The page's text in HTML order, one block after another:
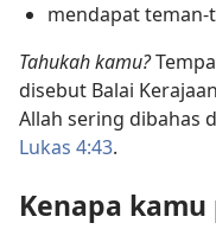
mendapat teman-
Tahukah kamu?
disebut Balai
Allah sering dibahas
Lukas 4:43.
Kenapa